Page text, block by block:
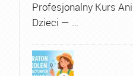
Profesjonalny Kurs
Dzieci — …